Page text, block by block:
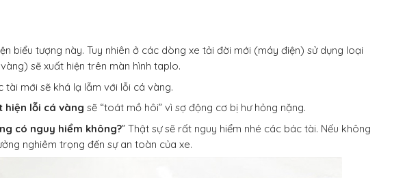
biểu tượng này. Tuy nhiên ở các dòng xe tải đời mới (máy điện) sử dụng loại
sẽ xuất hiện trên màn hình taplo.
mới sẽ khá lạ lẫm với lỗi cá vàng.
hiện lỗi cá vàng sẽ “toát mồ hôi” vì sợ động cơ bị hư hỏng nặng.
có nguy hiểm không?” Thật sự sẽ rất nguy hiểm nhé các bác tài. Nếu không
nghiêm trọng đến sự an toàn của xe.